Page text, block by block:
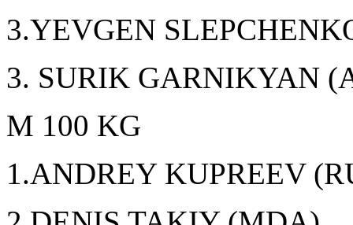
3.YEVGEN
3. SURIK GARNIKYAN
M 100 KG
1.ANDREY KUPREEV